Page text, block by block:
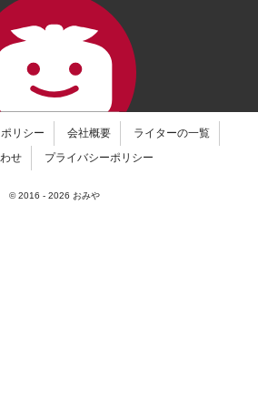
ポリシー 会社概要
ライターの一覧
せ
プライバシーポリシー
© 2016 - 2026 おみや